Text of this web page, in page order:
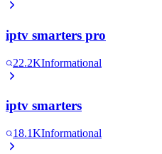
iptv smarters pro
22.2KInformational
iptv smarters
18.1KInformational